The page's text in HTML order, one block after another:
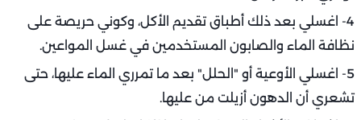
4- اغسلي بعد ذلك أطباق تقديم الأكل، وكوني حريصة على
نظافة الماء والصابون المستخدمين في غسل المواعين.
5- اغسلي الأوعية أو "الحلل" بعد ما تمرري الماء عليها، حتى
تشعري أن الدهون أزيلت من عليها.